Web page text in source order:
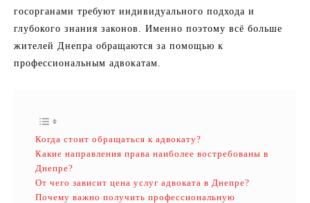
госорганами требуют индивидуального подхода и
глубокого знания законов. Именно поэтому всё больше
жителей Днепра обращаются за помощью к
профессиональным адвокатам.
Когда стоит обращаться к адвокату?
Какие направления права наиболее востребованы в
Днепре?
От чего зависит цена услуг адвоката в Днепре?
Почему важно получить профессиональную